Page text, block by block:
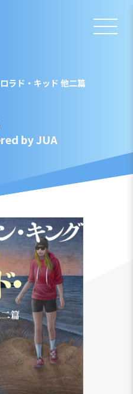
ラド・キッド 他二篇
by JUA